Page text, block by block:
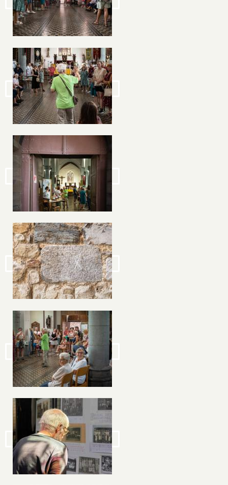
Image
Image
Image
Image
Image